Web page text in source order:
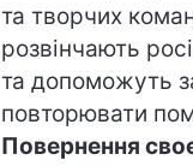
та творчих
розвінчають
та допоможуть
повторювати
Повернення